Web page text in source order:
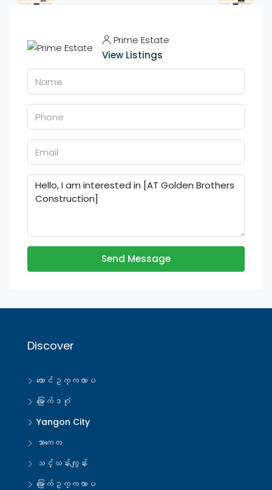
Prime Estate
View Listings
Send Message
Discover
တောင်ဥက္ကလာပ
မြောက်ဒဂုံ
Yangon City
သာကေတ
သင်္ဃန်းကျွန်း
မြောက်ဥက္ကလာပ